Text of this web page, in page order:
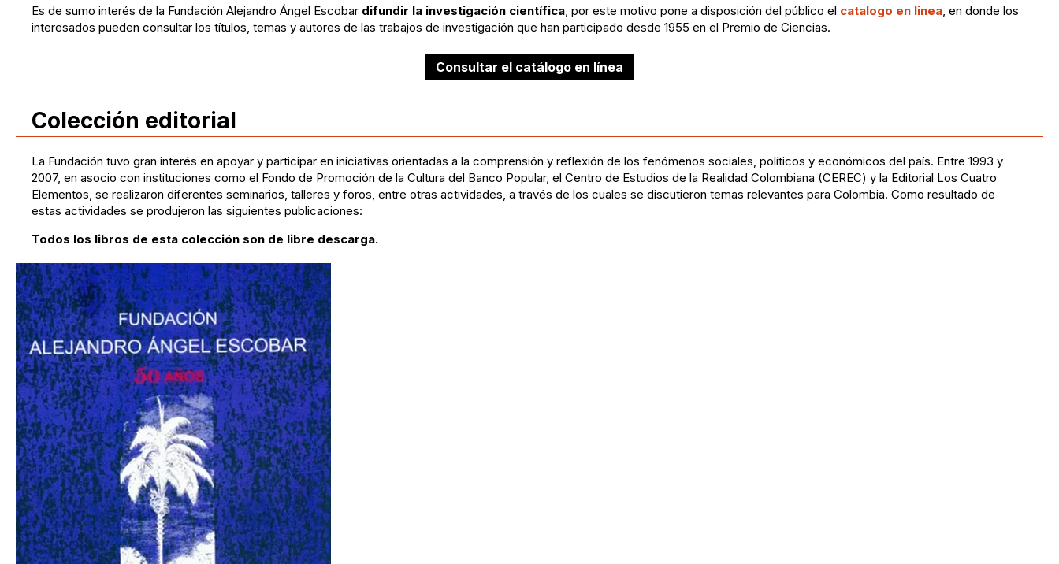
Es de sumo interés de la Fundación Alejandro Ángel Escobar difundir la investigación científica, por este motivo pone a disposición del público el catalogo en linea, en donde los
interesados pueden consultar los títulos, temas y autores de las trabajos de investigación que han participado desde 1955 en el Premio de Ciencias.
Consultar el catálogo en línea
Colección editorial
La Fundación tuvo gran interés en apoyar y participar en iniciativas orientadas a la comprensión y reflexión de los fenómenos sociales, políticos y económicos del país. Entre 1993 y
2007, en asocio con instituciones como el Fondo de Promoción de la Cultura del Banco Popular, el Centro de Estudios de la Realidad Colombiana (CEREC) y la Editorial Los Cuatro
Elementos, se realizaron diferentes seminarios, talleres y foros, entre otras actividades, a través de los cuales se discutieron temas relevantes para Colombia. Como resultado de
estas actividades se produjeron las siguientes publicaciones:
Todos los libros de esta colección son de libre descarga.